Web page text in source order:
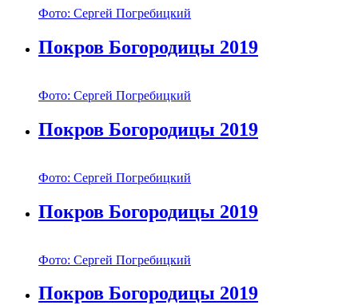
Фото: Сергей Погребицкий
Покров Богородицы 2019
Фото: Сергей Погребицкий
Покров Богородицы 2019
Фото: Сергей Погребицкий
Покров Богородицы 2019
Фото: Сергей Погребицкий
Покров Богородицы 2019